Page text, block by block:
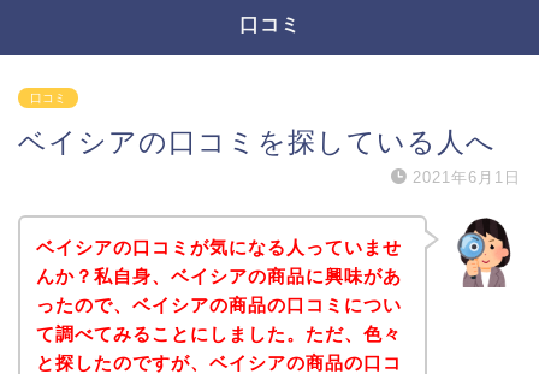
口コミ
口コミ
ベイシアの口コミを探している人へ
2021年6月1日
ベイシアの口コミが気になる人っていませ
んか？私自身、ベイシアの商品に興味があ
ったので、ベイシアの商品の口コミについ
て調べてみることにしました。ただ、色々
と探したのですが、ベイシアの商品の口コ